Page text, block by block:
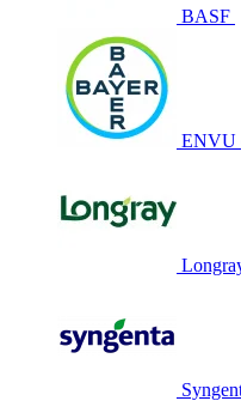
BASF
ENVU